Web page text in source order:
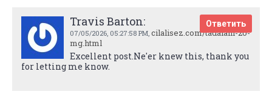
Travis Barton:
07/05/2026, 05:27:58 PM, cilalisez.com/tadalafil-20-
mg.html
Ответить
Excellent post.Ne'er knew this, thank you
for letting me know.